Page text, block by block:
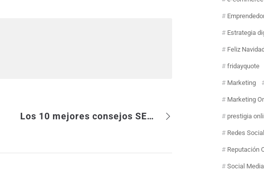
Los 10 mejores consejos SEO para Twitter
Estrategia
Feliz Navidad
fridayquote
Marketing
Marketing
prestigia
Redes
Reputación
Social Media